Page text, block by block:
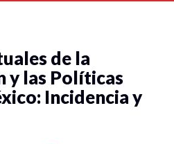
de la
y las Políticas
Incidencia y